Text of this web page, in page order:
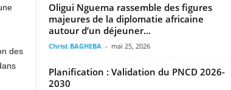
des
Oligui Nguema rassemble des figures
majeures de la diplomatie africaine
autour d’un déjeuner...
Christ BAGHEBA - mai 25, 2026
Planification : Validation du PNCD 2026-
2030